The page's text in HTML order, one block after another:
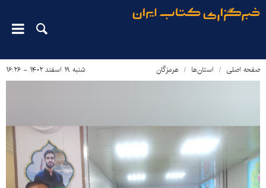
صفحه اصلی استان‌ها هرمزگان شنبه ۱۹ اسفند ۱۴۰۲ - ۱۶:۲۶